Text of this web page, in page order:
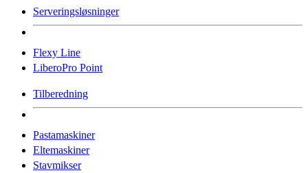
Serveringsløsninger
Flexy Line
LiberoPro Point
Tilberedning
Pastamaskiner
Eltemaskiner
Stavmikser